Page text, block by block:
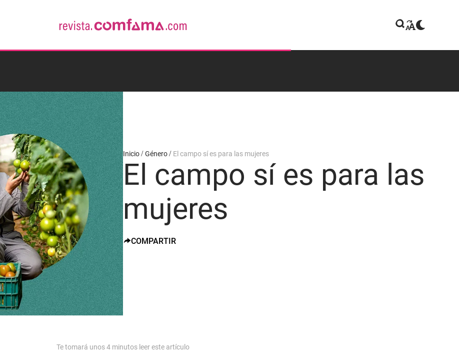
Inicio Género El campo sí es para las mujeres
El campo sí es para las
mujeres
COMPARTIR
Te tomará unos4minutos leer este artículo